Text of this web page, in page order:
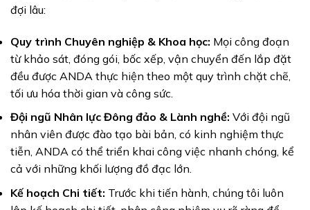
đợi lâu:
Quy trình Chuyên nghiệp & Khoa học: Mọi công đoạn
từ khảo sát, đóng gói, bốc xếp, vận chuyển đến lắp đặt
đều được ANDA thực hiện theo một quy trình chặt chẽ,
tối ưu hóa thời gian và công sức.
Đội ngũ Nhân lực Đông đảo & Lành nghề: Với đội ngũ
nhân viên được đào tạo bài bản, có kinh nghiệm thực
tiễn, ANDA có thể triển khai công việc nhanh chóng, kể
cả với những khối lượng đồ đạc lớn.
Kế hoạch Chi tiết: Trước khi tiến hành, chúng tôi luôn